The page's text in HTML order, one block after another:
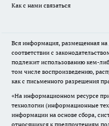
Как с нами связаться
Вся информация, размещенная на
соответствии с
подлежит использованию кем-
том числе воспроизведению,
как с письменного разрешения
«На информационном ресурсе
технологии (информационные
информации на основе сбора,
относящихся к предпочтениям